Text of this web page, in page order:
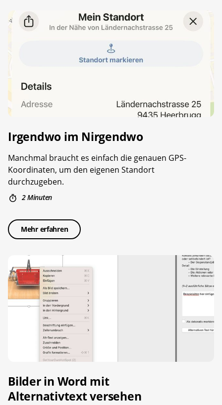
Irgendwo im ­Nirgendwo
Manchmal braucht es einfach die genauen GPS-
Koordinaten, um den eigenen Standort
durchzugeben.
2 Minuten
Mehr erfahren
Bilder in Word mit
Alternativtext versehen